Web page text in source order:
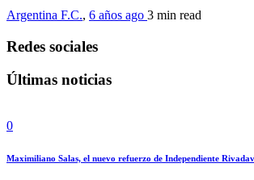
Argentina F.C., 6 años ago 3 min read
Redes sociales
Últimas noticias
0
Maximiliano Salas, el nuevo refuerzo de Independiente